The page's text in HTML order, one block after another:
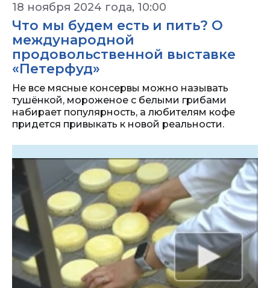
18 ноября 2024 года, 10:00
Что мы будем есть и пить? О
международной
продовольственной выставке
«Петерфуд»
Не все мясные консервы можно называть
тушёнкой, мороженое с белыми грибами
набирает популярность, а любителям кофе
придется привыкать к новой реальности.